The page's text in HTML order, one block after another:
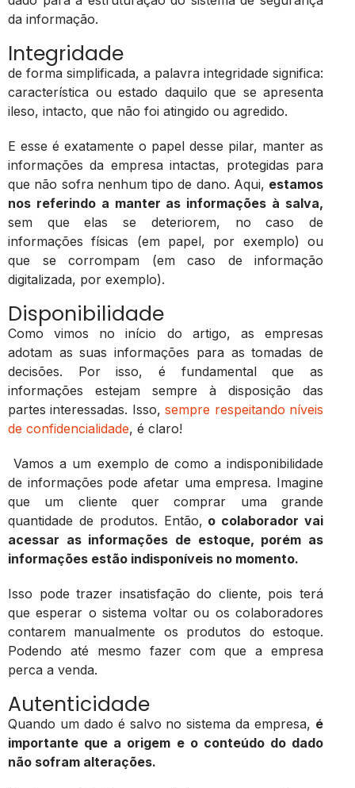
da informação.
Integridade
de forma simplificada, a palavra integridade significa:
característica ou estado daquilo que se apresenta
ileso, intacto, que não foi atingido ou agredido.
E esse é exatamente o papel desse pilar, manter as
informações da empresa intactas, protegidas para
que não sofra nenhum tipo de dano. Aqui, estamos
nos referindo a manter as informações à salva,
sem que elas se deteriorem, no caso de
informações físicas (em papel, por exemplo) ou
que se corrompam (em caso de informação
digitalizada, por exemplo).
Disponibilidade
Como vimos no início do artigo, as empresas
adotam as suas informações para as tomadas de
decisões. Por isso, é fundamental que as
informações estejam sempre à disposição das
partes interessadas. Isso,sempre respeitando níveis
de confidencialidade, é claro!
Vamos a um exemplo de como a indisponibilidade
de informações pode afetar uma empresa. Imagine
que um cliente quer comprar uma grande
quantidade de produtos. Então, o colaborador vai
acessar as informações de estoque, porém as
informações estão indisponíveis no momento.
Isso pode trazer insatisfação do cliente, pois terá
que esperar o sistema voltar ou os colaboradores
contarem manualmente os produtos do estoque.
Podendo até mesmo fazer com que a empresa
perca a venda.
Autenticidade
Quando um dado é salvo no sistema da empresa, é
importante que a origem e o conteúdo do dado
não sofram alterações.